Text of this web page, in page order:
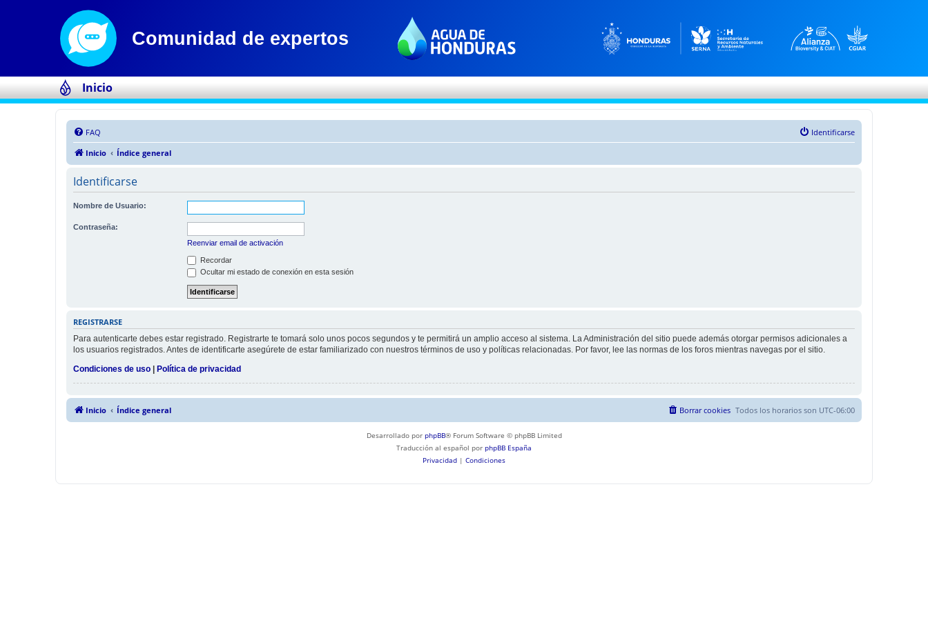
Inicio
FAQ
Identificarse
Inicio
Índice general
Identificarse
Nombre de Usuario:
Contraseña:
Reenviar email de activación
Recordar
Ocultar mi estado de conexión en esta sesión
REGISTRARSE
Para autenticarte debes estar registrado. Registrarte te tomará solo unos pocos segundos y te permitirá un amplio acceso al sistema. La Administración del sitio puede además otorgar permisos adicionales a
los usuarios registrados. Antes de identificarte asegúrete de estar familiarizado con nuestros términos de uso y políticas relacionadas. Por favor, lee las normas de los foros mientras navegas por el sitio.
Condiciones de uso | Política de privacidad
Inicio Índice general Todos los horarios son UTC-06:00
Borrar cookies
Desarrollado por phpBB® Forum Software © phpBB Limited
Traducción al español por phpBB España
Privacidad | Condiciones